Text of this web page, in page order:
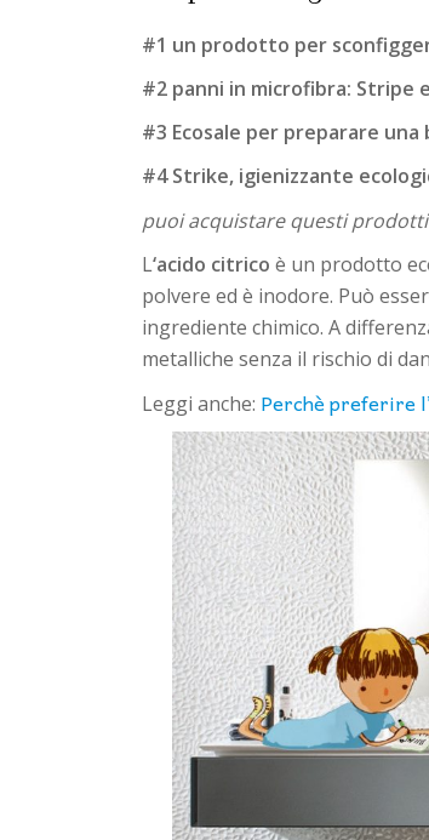
#1 un prodotto per
#2 panni in microfibra: Stripe
#3 Ecosale per preparare
#4 Strike, igienizzante
puoi acquistare questi
L‘acido citrico è un prodotto
polvere ed è inodore. Può
ingrediente chimico. A
metalliche senza il rischio di
Leggi anche: Perchè preferire